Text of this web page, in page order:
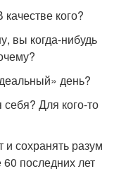
кого?
вы когда-нибудь
день?
Для кого-то
сохранять разум
60 последних лет